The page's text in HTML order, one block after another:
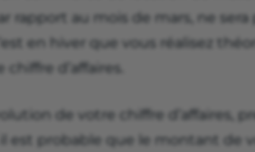
rapport au mois de mars, ne sera
en hiver que vous réalisez
d’affaires.
de votre chiffre d’affaires,
il est probable que le montant de